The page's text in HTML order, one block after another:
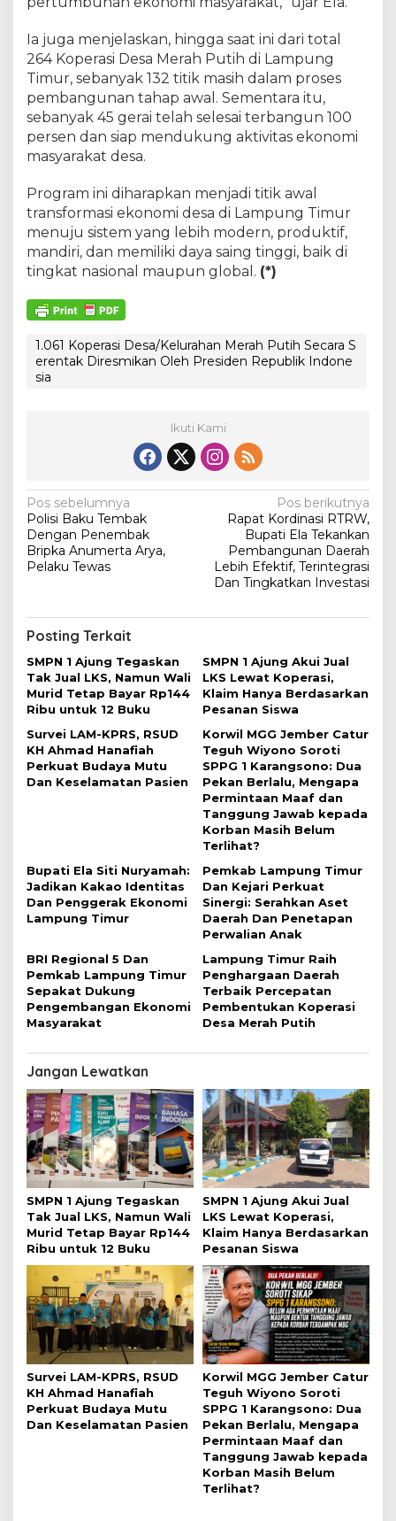
Ia juga menjelaskan, hingga saat ini dari total
264 Koperasi Desa Merah Putih di Lampung
Timur, sebanyak 132 titik masih dalam proses
pembangunan tahap awal. Sementara itu,
sebanyak 45 gerai telah selesai terbangun 100
persen dan siap mendukung aktivitas ekonomi
masyarakat desa.
Program ini diharapkan menjadi titik awal
transformasi ekonomi desa di Lampung Timur
menuju sistem yang lebih modern, produktif,
mandiri, dan memiliki daya saing tinggi, baik di
tingkat nasional maupun global. (*)
1.061 Koperasi Desa/Kelurahan Merah Putih Secara S
erentak Diresmikan Oleh Presiden Republik Indone
sia
Ikuti Kami
N
a
v
a
s
i
p
o
s
Pos sebelumnya
Polisi Baku Tembak
Dengan Penembak
Bripka Anumerta Arya,
Pelaku Tewas
Pos berikutnya
Rapat Kordinasi RTRW,
Bupati Ela Tekankan
Pembangunan Daerah
Lebih Efektif, Terintegrasi
Dan Tingkatkan Investasi
Posting Terkait
SMPN 1 Ajung Tegaskan
Tak Jual LKS, Namun Wali
Murid Tetap Bayar Rp144
Ribu untuk 12 Buku
SMPN 1 Ajung Akui Jual
LKS Lewat Koperasi,
Klaim Hanya Berdasarkan
Pesanan Siswa
Survei LAM-KPRS, RSUD
KH Ahmad Hanafiah
Perkuat Budaya Mutu
Dan Keselamatan Pasien
Korwil MGG Jember Catur
Teguh Wiyono Soroti
SPPG 1 Karangsono: Dua
Pekan Berlalu, Mengapa
Permintaan Maaf dan
Tanggung Jawab kepada
Korban Masih Belum
Terlihat?
Bupati Ela Siti Nuryamah:
Jadikan Kakao Identitas
Dan Penggerak Ekonomi
Lampung Timur
Pemkab Lampung Timur
Dan Kejari Perkuat
Sinergi: Serahkan Aset
Daerah Dan Penetapan
Perwalian Anak
BRI Regional 5 Dan
Pemkab Lampung Timur
Sepakat Dukung
Pengembangan Ekonomi
Masyarakat
Lampung Timur Raih
Penghargaan Daerah
Terbaik Percepatan
Pembentukan Koperasi
Desa Merah Putih
Jangan Lewatkan
SMPN 1 Ajung Tegaskan
Tak Jual LKS, Namun Wali
Murid Tetap Bayar Rp144
Ribu untuk 12 Buku
SMPN 1 Ajung Akui Jual
LKS Lewat Koperasi,
Klaim Hanya Berdasarkan
Pesanan Siswa
Survei LAM-KPRS, RSUD
KH Ahmad Hanafiah
Perkuat Budaya Mutu
Dan Keselamatan Pasien
Korwil MGG Jember Catur
Teguh Wiyono Soroti
SPPG 1 Karangsono: Dua
Pekan Berlalu, Mengapa
Permintaan Maaf dan
Tanggung Jawab kepada
Korban Masih Belum
Terlihat?